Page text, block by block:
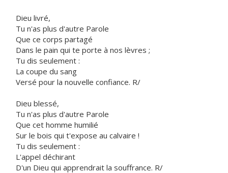
Dieu livré,
Tu n'as plus d'autre Parole
Que ce corps partagé
Dans le pain qui te porte à nos lèvres ;
Tu dis seulement :
La coupe du sang
Versé pour la nouvelle confiance. R/
Dieu blessé,
Tu n'as plus d'autre Parole
Que cet homme humilié
Sur le bois qui t'expose au calvaire !
Tu dis seulement :
L'appel déchirant
D'un Dieu qui apprendrait la souffrance. R/